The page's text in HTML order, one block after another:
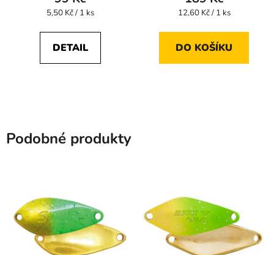
Měrná
5,50 Kč / 1 ks
DETAIL
Měrná
12,60 Kč / 1 ks
DO KOŠÍKU
Podobné produkty